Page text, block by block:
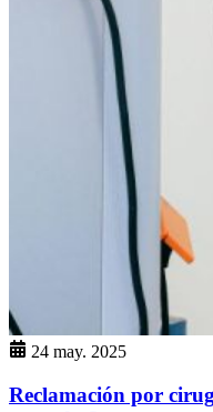
24 may. 2025
Reclamación por